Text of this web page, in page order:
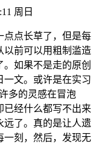
周日
点点长草了，但是每
以前可以用粗制滥造
如果不是走的原创
一文。或许是在实习
多的灵感在冒泡
已经什么都写不出来
远了。真的是让人遗
一刻，然后，发现无